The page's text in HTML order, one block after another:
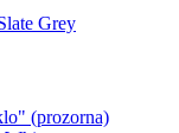
Grey
(prozorna)